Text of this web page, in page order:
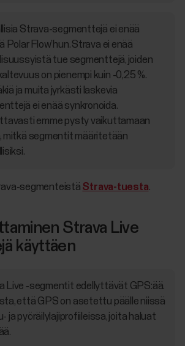
Strava-segmenttejä ei enää
Polar Flow’hun. Strava ei enää
tue segmenttejä, joiden
on pienempi kuin -0,25 %.
ja muita jyrkästi laskevia
ei enää synkronoida.
emme pysty vaikuttamaan
mitkä segmentit määritetään
segmenteistä Strava-tuesta.
Strava Live
käyttäen
Live ‑segmentit edellyttävät GPS:ää.
että GPS on asetettu päälle niissä
ja pyöräilylajiprofiileissa, joita haluat